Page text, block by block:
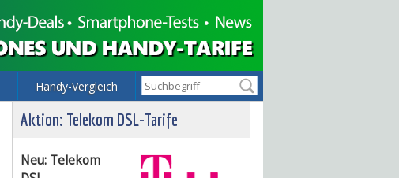
Handy-Vergleich
Aktion: Telekom DSL-Tarife
Neu: Telekom